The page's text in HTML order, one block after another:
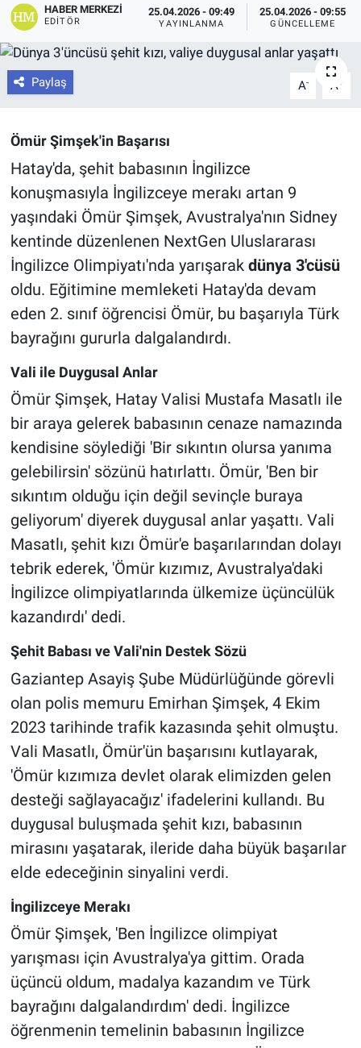
HABER MERKEZI
EDITÖR
25.04.2026 - 09:49
YAYINLANMA
25.04.2026 - 09:55
GÜNCELLEME
Paylaş A- A +
Ömür Şimşek'in Başarısı
Hatay'da, şehit babasının İngilizce
konuşmasıyla İngilizceye merakı artan 9
yaşındaki Ömür Şimşek, Avustralya'nın Sidney
kentinde düzenlenen NextGen Uluslararası
İngilizce Olimpiyatı'nda yarışarak dünya 3'cüsü
oldu. Eğitimine memleketi Hatay'da devam
eden 2. sınıf öğrencisi Ömür, bu başarıyla Türk
bayrağını gururla dalgalandırdı.
Vali ile Duygusal Anlar
Ömür Şimşek, Hatay Valisi Mustafa Masatlı ile
bir araya gelerek babasının cenaze namazında
kendisine söylediği 'Bir sıkıntın olursa yanıma
gelebilirsin' sözünü hatırlattı. Ömür, 'Ben bir
sıkıntım olduğu için değil sevinçle buraya
geliyorum' diyerek duygusal anlar yaşattı. Vali
Masatlı, şehit kızı Ömür'e başarılarından dolayı
tebrik ederek, 'Ömür kızımız, Avustralya'daki
İngilizce olimpiyatlarında ülkemize üçüncülük
kazandırdı' dedi.
Şehit Babası ve Vali'nin Destek Sözü
Gaziantep Asayiş Şube Müdürlüğünde görevli
olan polis memuru Emirhan Şimşek, 4 Ekim
2023 tarihinde trafik kazasında şehit olmuştu.
Vali Masatlı, Ömür'ün başarısını kutlayarak,
'Ömür kızımıza devlet olarak elimizden gelen
desteği sağlayacağız' ifadelerini kullandı. Bu
duygusal buluşmada şehit kızı, babasının
mirasını yaşatarak, ileride daha büyük başarılar
elde edeceğinin sinyalini verdi.
İngilizceye Merakı
Ömür Şimşek, 'Ben İngilizce olimpiyat
yarışması için Avustralya'ya gittim. Orada
üçüncü oldum, madalya kazandım ve Türk
bayrağını dalgalandırdım' dedi. İngilizce
öğrenmenin temelinin babasının İngilizce